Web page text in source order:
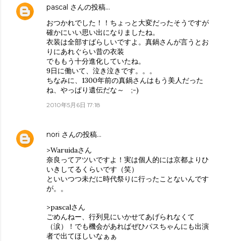
pascal さんの投稿…
おつかれでした！！ちょっと大変だったそうですが
確かにいい思い出になりましたね。
衣装は全部すばらしいですよ。真鍋さんが言うとお
りにあれぐらい昔の衣装
でももう十分進化していたね。
9日に働いて、泣き泣きです。。。
ちなみに、1300年前の真鍋さんはもう美人だった
ね、やっぱり遺伝だな～ ;-)
2010年5月6日 17:18
nori さんの投稿…
>Waruidaさん
奈良ってアツいですよ！実は個人的には京都よりひ
いきしてるくらいです（笑）
といいつつ未だに時代祭りに行ったことないんです
が。。
>pascalさん
ごめんねー、行列見にいかせてあげられなくて
（涙）！でも機会があればぜひパスちゃんにも出演
者で出てほしいなぁぁ